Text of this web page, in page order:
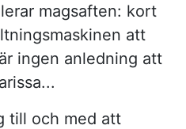
magsaften: kort
att
ingen anledning att
till och med att